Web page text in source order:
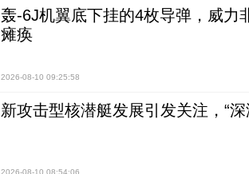
轰-6J机翼底下挂的4枚导弹，威力
瘫痪
2026-08-10 09:25:58
新攻击型核潜艇发展引发关注，“深
2026-08-10 08:54:06